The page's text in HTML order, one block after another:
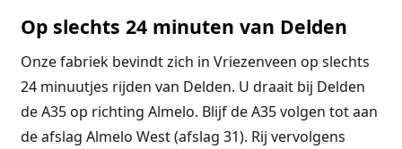
Op slechts 24 minuten van Delden
Onze fabriek bevindt zich in Vriezenveen op slechts
24 minuutjes rijden van Delden. U draait bij Delden
de A35 op richting Almelo. Blijf de A35 volgen tot aan
de afslag Almelo West (afslag 31). Rij vervolgens